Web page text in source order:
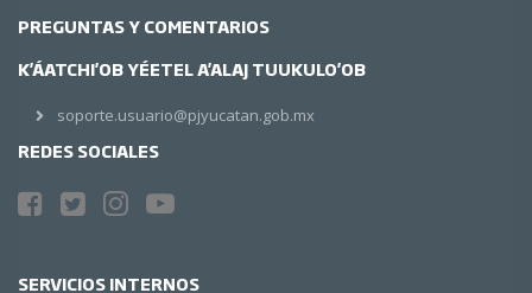
PREGUNTAS Y COMENTARIOS
K'ÁATCHI'OB YÉETEL A'ALAJ TUUKULO'OB
soporte.usuario@pjyucatan.gob.mx
REDES SOCIALES
SERVICIOS INTERNOS